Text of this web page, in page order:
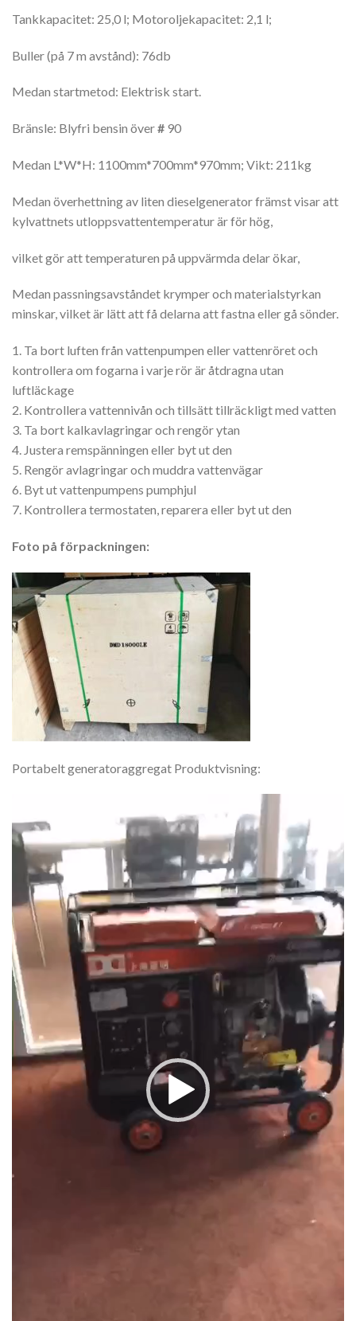
Tankkapacitet: 25,0 l; Motoroljekapacitet: 2,1 l;
Buller (på 7 m avstånd): 76db
Medan startmetod: Elektrisk start.
Bränsle: Blyfri bensin över# 90
Medan L*W*H: 1100mm*700mm*970mm; Vikt: 211kg
Medan överhettning av liten dieselgenerator främst visar att
kylvattnets utloppsvattentemperatur är för hög,
vilket gör att temperaturen på uppvärmda delar ökar,
Medan passningsavståndet krymper och materialstyrkan
minskar, vilket är lätt att få delarna att fastna eller gå sönder.
1. Ta bort luften från vattenpumpen eller vattenröret och
kontrollera om fogarna i varje rör är åtdragna utan
luftläckage
2. Kontrollera vattennivån och tillsätt tillräckligt med vatten
3. Ta bort kalkavlagringar och rengör ytan
4. Justera remspänningen eller byt ut den
5. Rengör avlagringar och muddra vattenvägar
6. Byt ut vattenpumpens pumphjul
7. Kontrollera termostaten, reparera eller byt ut den
Foto på förpackningen:
Portabelt generatoraggregat Produktvisning:
Player